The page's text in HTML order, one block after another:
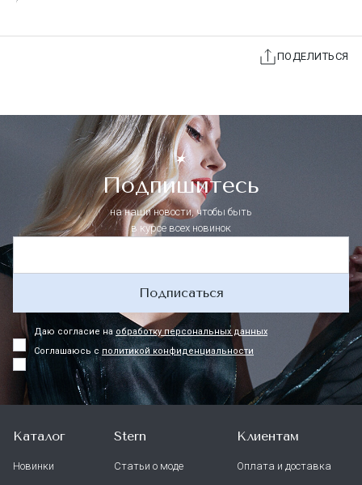
ПОДЕЛИТЬСЯ
Подпишитесь
на наши новости, чтобы быть
в курсе всех новинок
Подписаться
Даю согласие наобработку персональных данных
Соглашаюсь с политикой конфиденциальности
Каталог
Новинки
Stern
Статьи о моде
Клиентам
Оплата и доставка